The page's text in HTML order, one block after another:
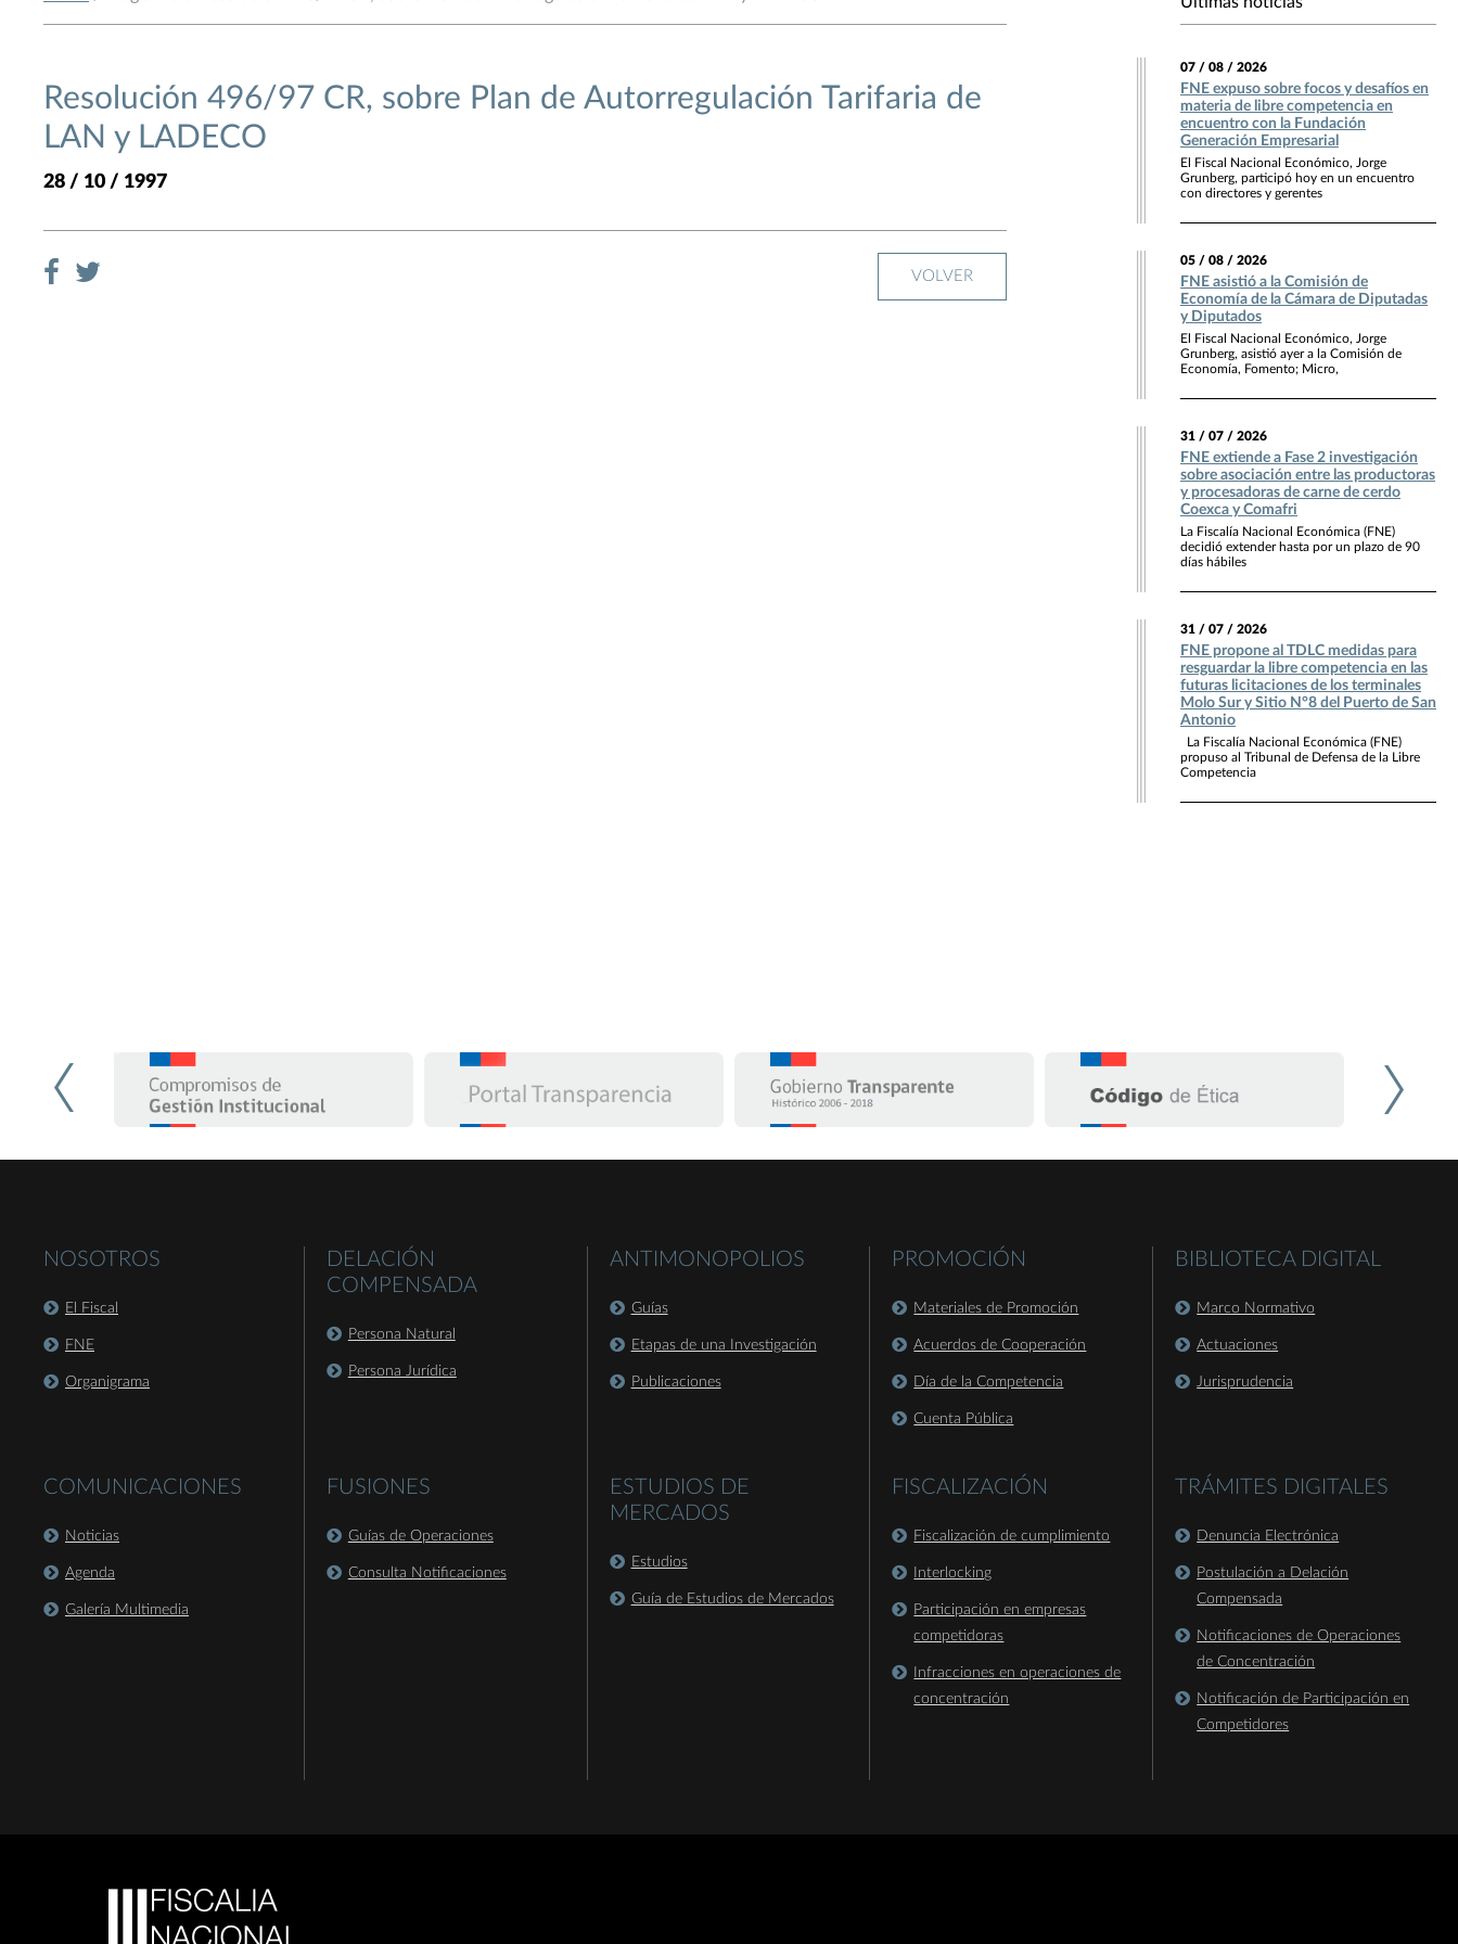
Resolución 496/97 CR, sobre Plan de Autorregulación Tarifaria de
LAN y LADECO
28 / 10 / 1997
VOLVER
07 / 08 / 2026
FNE expuso sobre focos y desafíos en
materia de libre competencia en
encuentro con la Fundación
Generación Empresarial
El Fiscal Nacional Económico, Jorge
Grunberg, participó hoy en un encuentro
con directores y gerentes
05 / 08 / 2026
FNE asistió a la Comisión de
Economía de la Cámara de Diputadas
y Diputados
El Fiscal Nacional Económico, Jorge
Grunberg, asistió ayer a la Comisión de
Economía, Fomento; Micro,
31 / 07 / 2026
FNE extiende a Fase 2 investigación
sobre asociación entre las productoras
y procesadoras de carne de cerdo
Coexca y Comafri
La Fiscalía Nacional Económica (FNE)
decidió extender hasta por un plazo de 90
días hábiles
31 / 07 / 2026
FNE propone al TDLC medidas para
resguardar la libre competencia en las
futuras licitaciones de los terminales
Molo Sur y Sitio N°8 del Puerto de San
Antonio
La Fiscalía Nacional Económica (FNE)
propuso al Tribunal de Defensa de la Libre
Competencia
NOSOTROS
El Fiscal
FNE
Organigrama
COMUNICACIONES
Noticias
Agenda
Galería Multimedia
DELACIÓN
COMPENSADA
Persona Natural
Persona Jurídica
FUSIONES
Guías de Operaciones
Consulta Notificaciones
ANTIMONOPOLIOS
Guías
Etapas de una Investigación
Publicaciones
ESTUDIOS DE
MERCADOS
Estudios
Guía de Estudios de Mercados
PROMOCIÓN
Materiales de Promoción
Acuerdos de Cooperación
Día de la Competencia
Cuenta Pública
FISCALIZACIÓN
Fiscalización de cumplimiento
Interlocking
Participación en empresas
competidoras
Infracciones en operaciones de
concentración
BIBLIOTECA DIGITAL
Marco Normativo
Actuaciones
Jurisprudencia
TRÁMITES DIGITALES
Denuncia Electrónica
Postulación a Delación
Compensada
Notificaciones de Operaciones
de Concentración
Notificación de Participación en
Competidores